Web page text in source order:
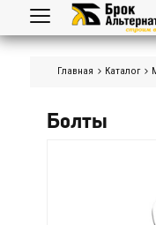
Главная Каталог
Болты